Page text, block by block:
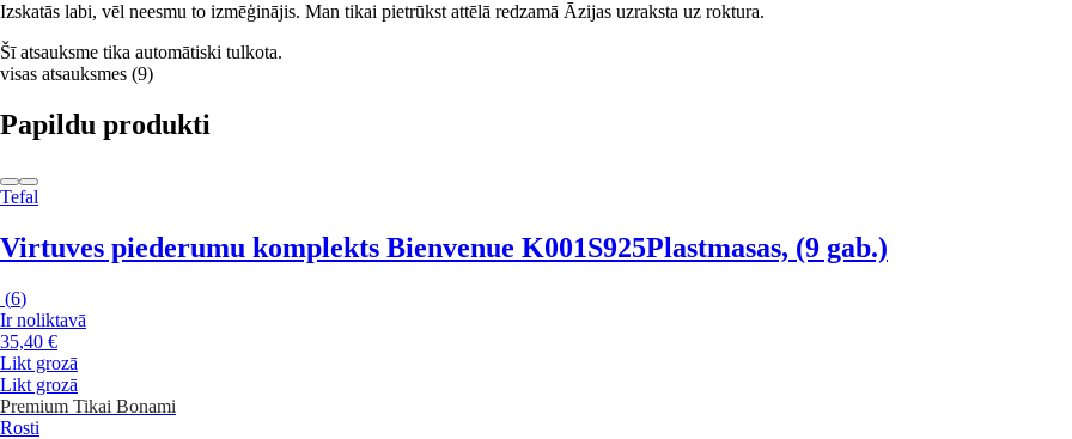
Izskatās labi, vēl neesmu to izmēģinājis. Man tikai pietrūkst attēlā redzamā Āzijas uzraksta uz roktura.
Šī atsauksme tika automātiski tulkota.
visas atsauksmes (9)
Papildu produkti
Tefal
Virtuves piederumu komplekts Bienvenue K001S925Plastmasas, (9 gab.)
(6)
Ir noliktavā
35,40 €
Likt grozā
Likt grozā
Premium Tikai Bonami
Rosti